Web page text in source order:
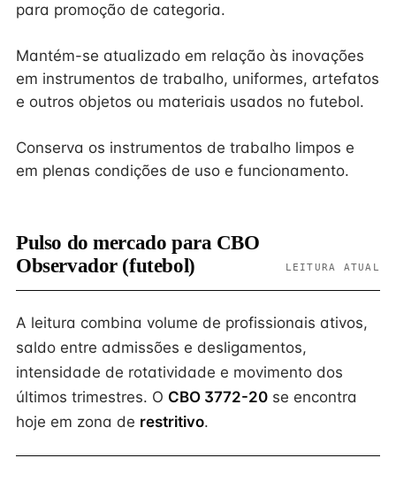
para promoção de categoria.
Mantém-se atualizado em relação às inovações
em instrumentos de trabalho, uniformes, artefatos
e outros objetos ou materiais usados no futebol.
Conserva os instrumentos de trabalho limpos e
em plenas condições de uso e funcionamento.
Pulso do mercado para CBO
Observador (futebol)
LEITURA ATUAL
A leitura combina volume de profissionais ativos,
saldo entre admissões e desligamentos,
intensidade de rotatividade e movimento dos
últimos trimestres. O CBO 3772-20 se encontra
hoje em zona de restritivo.